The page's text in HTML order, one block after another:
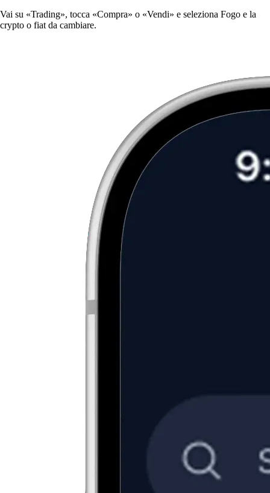
Vai su «Trading», tocca «Compra» o «Vendi» e seleziona Fogo e la
crypto o fiat da cambiare.